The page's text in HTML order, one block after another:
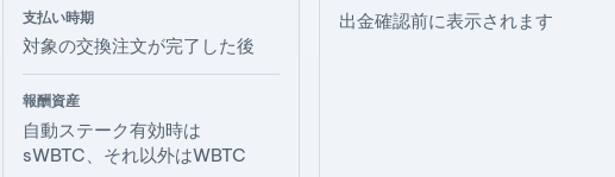
支払い時期
対象の交換注文が完了した後
報酬資産
自動ステーク有効時は
sWBTC、それ以外はWBTC
出金確認前に表示されます